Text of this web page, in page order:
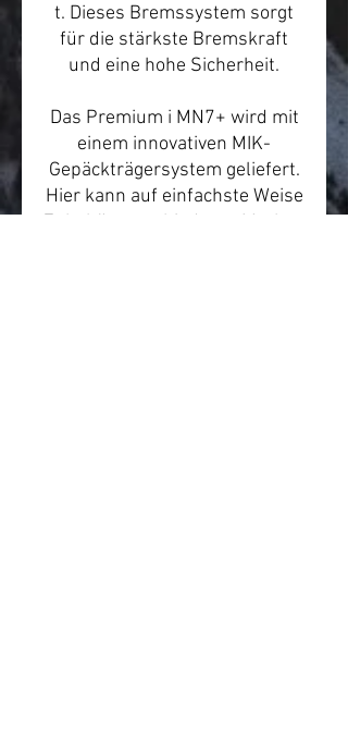
t. Dieses Bremssystem sorgt
für die stärkste Bremskraft
und eine hohe Sicherheit.
Das Premium i MN7+ wird mit
einem innovativen MIK-
Gepäckträgersystem geliefert.
Hier kann auf einfachste Weise
Zubehör verschiedener Marken